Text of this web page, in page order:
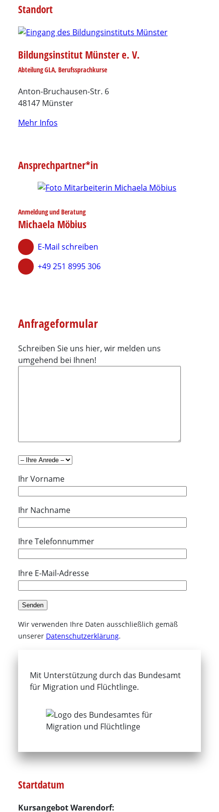
Standort
Bildungsinstitut Münster e. V.
Abteilung GLA, Berufssprachkurse
Anton-Bruchausen-Str. 6
48147 Münster
Mehr Infos
Ansprechpartner*in
Anmeldung und Beratung
Michaela Möbius
E-Mail schreiben
+49 251 8995 306
Anfrageformular
Schreiben Sie uns hier, wir melden uns
umgehend bei Ihnen!
Ihr Vorname
Ihr Nachname
Ihre Telefonnummer
Ihre E-Mail-Adresse
Wir verwenden Ihre Daten ausschließlich gemäß
unserer Datenschutzerklärung.
Mit Unterstützung durch das Bundes­­amt
für Migration und Flüchtlinge.
Startdatum
Kursangebot Warendorf: